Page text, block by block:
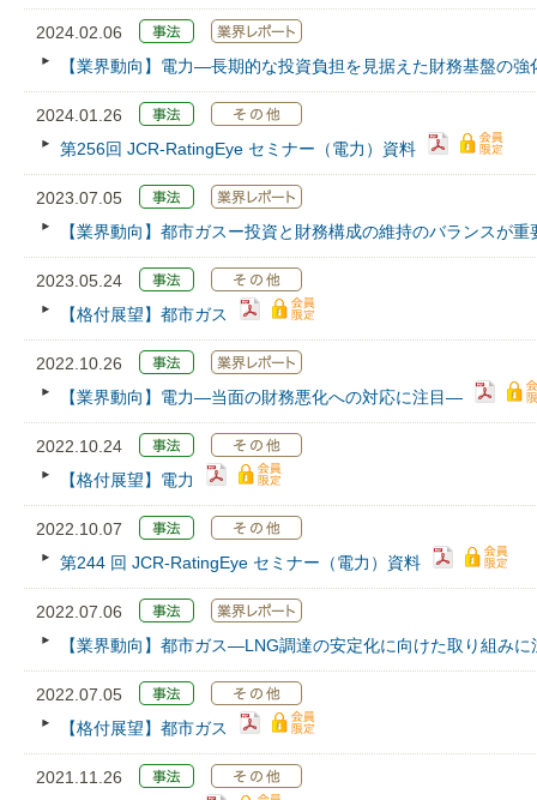
2024.02.06
【業界動向】電力―長期的な投資負担を見据えた財務基盤の
2024.01.26
第256回 JCR‐RatingEye セミナー（電力）資料
2023.07.05
【業界動向】都市ガスー投資と財務構成の維持のバランスが
2023.05.24
【格付展望】都市ガス
2022.10.26
【業界動向】電力―当面の財務悪化への対応に注目―
2022.10.24
【格付展望】電力
2022.10.07
第244 回 JCR‐RatingEye セミナー（電力）資料
2022.07.06
【業界動向】都市ガス—LNG調達の安定化に向けた取り組み
2022.07.05
【格付展望】都市ガス
2021.11.26